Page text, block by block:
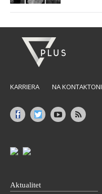
KARRIERA NA KONTAKTONI
Aktualitet